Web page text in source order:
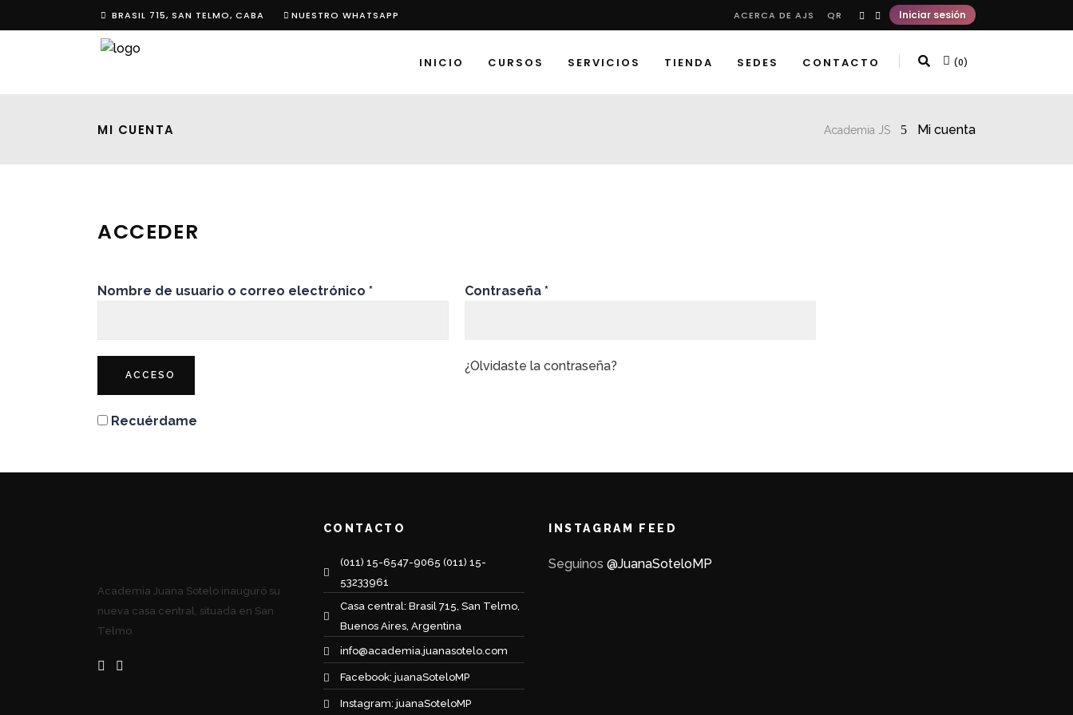
BRASIL 715, SAN TELMO, CABA NUESTRO WHATSAPP ACERCA DE AJS QR Iniciar sesión
INICIO CURSOS SERVICIOS TIENDA SEDES CONTACTO (0)
MI CUENTA Academia JS Mi cuenta
ACCEDER
Nombre de usuario o correo electrónico *Obligatorio Contraseña*Obligatorio
Recuérdame
ACCESO
¿Olvidaste la contraseña?
Academia Juana Sotelo inauguró su
nueva casa central, situada en San
Telmo.
CONTACTO
(011) 15-6547-9065 (011) 15-
53233961
Casa central: Brasil 715, San Telmo,
Buenos Aires, Argentina
info@academia.juanasotelo.com
Facebook: juanaSoteloMP
Instagram: juanaSoteloMP
INSTAGRAM FEED
Seguinos @JuanaSoteloMP